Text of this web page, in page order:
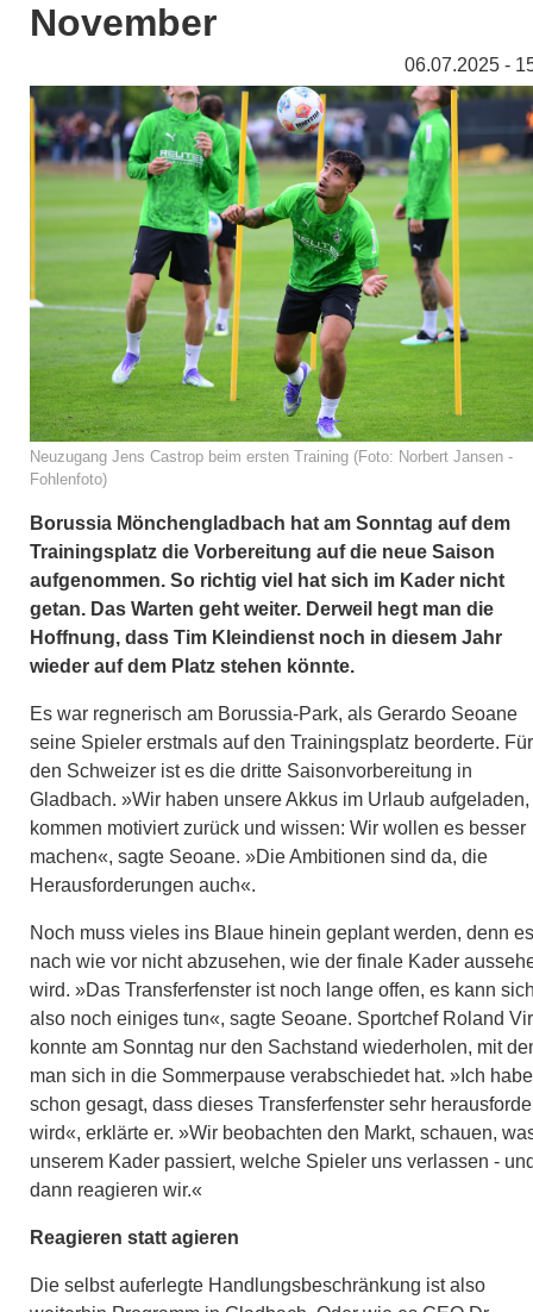
November
06.07.2025 -
Neuzugang Jens Castrop beim ersten Training (Foto: Norbert Jansen -
Fohlenfoto)
Borussia Mönchengladbach hat am Sonntag auf dem
Trainingsplatz die Vorbereitung auf die neue Saison
aufgenommen. So richtig viel hat sich im Kader nicht
getan. Das Warten geht weiter. Derweil hegt man die
Hoffnung, dass Tim Kleindienst noch in diesem Jahr
wieder auf dem Platz stehen könnte.
Es war regnerisch am Borussia-Park, als Gerardo Seoane
seine Spieler erstmals auf den Trainingsplatz beorderte. Für
den Schweizer ist es die dritte Saisonvorbereitung in
Gladbach. »Wir haben unsere Akkus im Urlaub aufgeladen,
kommen motiviert zurück und wissen: Wir wollen es besser
machen«, sagte Seoane. »Die Ambitionen sind da, die
Herausforderungen auch«.
Noch muss vieles ins Blaue hinein geplant werden, denn
nach wie vor nicht abzusehen, wie der finale Kader
wird. »Das Transferfenster ist noch lange offen, es kann
also noch einiges tun«, sagte Seoane. Sportchef Roland
konnte am Sonntag nur den Sachstand wiederholen, mit
man sich in die Sommerpause verabschiedet hat. »Ich habe
schon gesagt, dass dieses Transferfenster sehr
wird«, erklärte er. »Wir beobachten den Markt, schauen,
unserem Kader passiert, welche Spieler uns verlassen -
dann reagieren wir.«
Reagieren statt agieren
Die selbst auferlegte Handlungsbeschränkung ist also